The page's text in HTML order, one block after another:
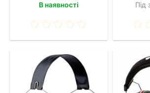
В наявності Під